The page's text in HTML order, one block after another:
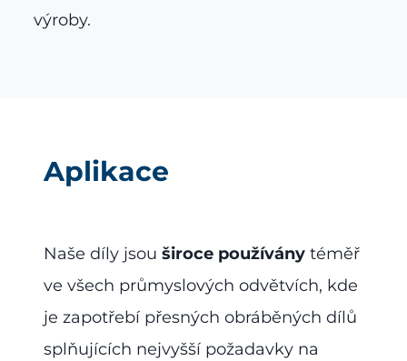
výroby.
Aplikace
Naše díly jsou široce používány téměř
ve všech průmyslových odvětvích, kde
je zapotřebí přesných obráběných dílů
splňujících nejvyšší požadavky na